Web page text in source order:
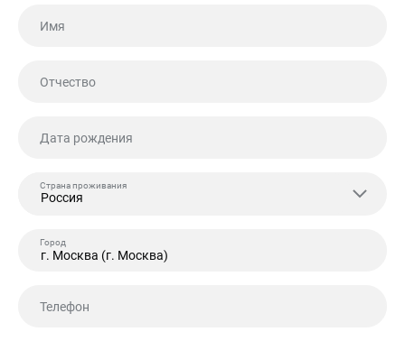
Имя
Отчество
Дата рождения
Страна проживания
Россия
Город
Телефон